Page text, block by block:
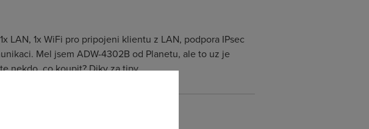
LAN, 1x WiFi pro pripojeni klientu z LAN, podpora IPsec
Mel jsem ADW-4302B od Planetu, ale to uz je
nekdo, co koupit? Diky za tipy.